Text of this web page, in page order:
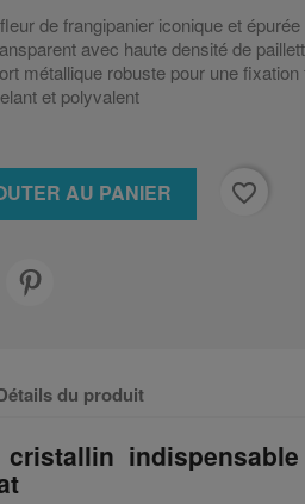
de frangipanier iconique et épurée
avec haute densité de
métallique robuste pour une fixation
et polyvalent
AU PANIER favorite_border
du produit
cristallin